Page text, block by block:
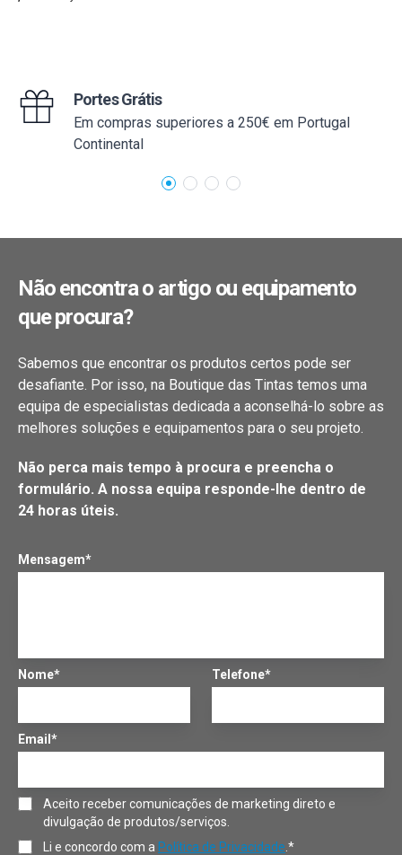
Portes Grátis
Em compras superiores a 250€ em Portugal
Continental
Não encontra o artigo ou equipamento
que procura?
Sabemos que encontrar os produtos certos pode ser
desafiante. Por isso, na Boutique das Tintas temos uma
equipa de especialistas dedicada a aconselhá-lo sobre as
melhores soluções e equipamentos para o seu projeto.
Não perca mais tempo à procura e preencha o
formulário. A nossa equipa responde-lhe dentro de
24 horas úteis.
Mensagem*
Nome* Telefone*
Email*
Aceito receber comunicações de marketing direto e
divulgação de produtos/serviços.
Li e concordo com a Política de Privacidade .*